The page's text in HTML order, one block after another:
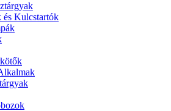
Kulcstartók